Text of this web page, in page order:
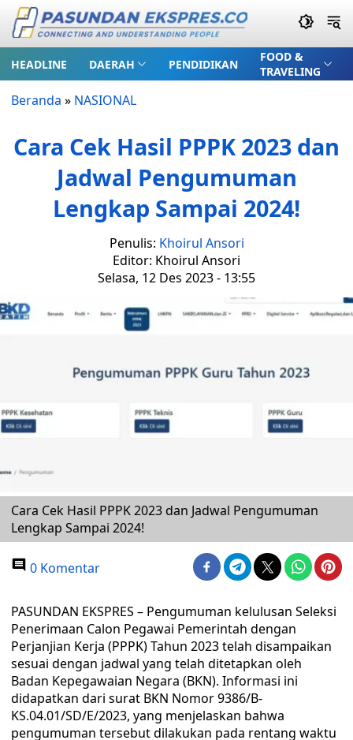
HEADLINE DAERAH PENDIDIKAN
FOOD &
TRAVELING
Beranda » NASIONAL
Cara Cek Hasil PPPK 2023 dan
Jadwal Pengumuman
Lengkap Sampai 2024!
Penulis: Khoirul Ansori
Editor: Khoirul Ansori
Selasa, 12 Des 2023 - 13:55
Cara Cek Hasil PPPK 2023 dan Jadwal Pengumuman
Lengkap Sampai 2024!
0 Komentar
PASUNDAN EKSPRES – Pengumuman kelulusan Seleksi
Penerimaan Calon Pegawai Pemerintah dengan
Perjanjian Kerja (PPPK) Tahun 2023 telah disampaikan
sesuai dengan jadwal yang telah ditetapkan oleh
Badan Kepegawaian Negara (BKN). Informasi ini
didapatkan dari surat BKN Nomor 9386/B-
KS.04.01/SD/E/2023, yang menjelaskan bahwa
pengumuman tersebut dilakukan pada rentang waktu